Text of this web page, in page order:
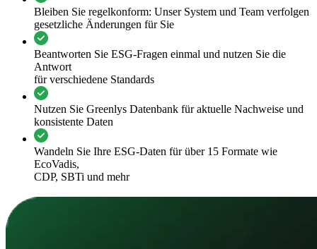
Bleiben Sie regelkonform: Unser System und Team verfolgen
gesetzliche Änderungen für Sie
Beantworten Sie ESG-Fragen einmal und nutzen Sie die
Antwort
für verschiedene Standards
Nutzen Sie Greenlys Datenbank für aktuelle Nachweise und
konsistente Daten
Wandeln Sie Ihre ESG-Daten für über 15 Formate wie
EcoVadis,
CDP, SBTi und mehr